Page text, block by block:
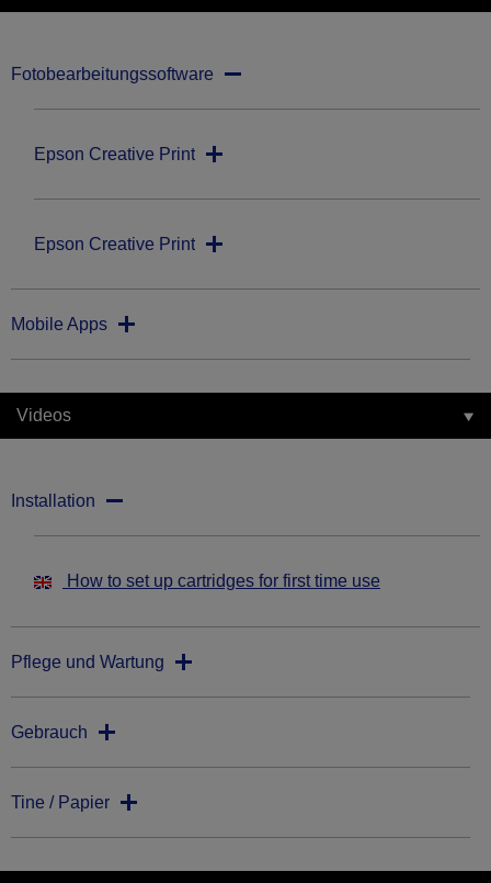
Fotobearbeitungssoftware
Epson Creative Print
Epson Creative Print
Mobile Apps
Videos
Installation
How to set up cartridges for first time use
Pflege und Wartung
Gebrauch
Tine / Papier